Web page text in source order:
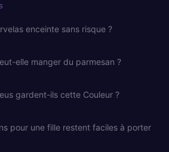
enceinte sans risque ?
elle manger du parmesan ?
gardent-ils cette Couleur ?
pour une fille restent faciles à porter